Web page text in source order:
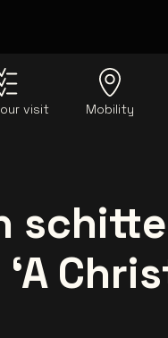
visit Mobility